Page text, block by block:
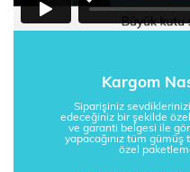
Kargom
Siparişiniz
edeceğiniz bir şekilde
ve garanti belgesi ile
yapacağınız tüm gümüş
özel